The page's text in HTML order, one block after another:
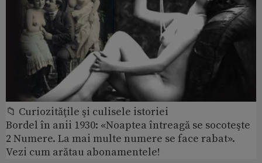
📁 Curiozităţile şi culisele istoriei
Bordel în anii 1930: «Noaptea întreagă se socoteşte
2 Numere. La mai multe numere se face rabat».
Vezi cum arătau abonamentele!